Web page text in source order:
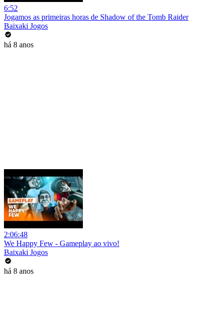
6:52
Jogamos as primeiras horas de Shadow of the Tomb Raider
Baixaki Jogos
há 8 anos
2:06:48
We Happy Few - Gameplay ao vivo!
Baixaki Jogos
há 8 anos